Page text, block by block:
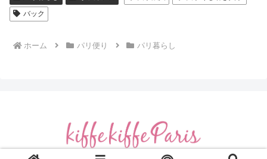
バック
ホーム パリ便り パリ暮らし